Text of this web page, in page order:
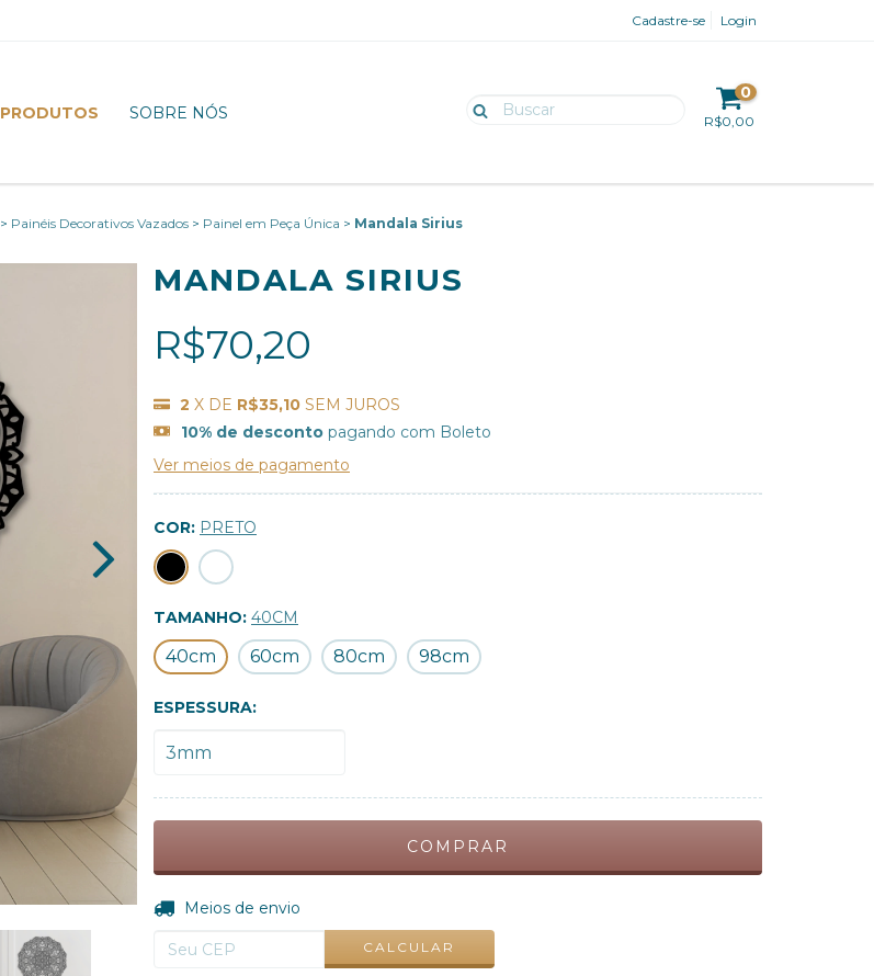
Cadastre-se Login
PRODUTOS SOBRE NÓS
0
R$0,00
> Painéis Decorativos Vazados > Painel em Peça Única > Mandala Sirius
MANDALA SIRIUS
R$70,20
2 X DE R$35,10 SEM JUROS
10% de desconto pagando com Boleto
Ver meios de pagamento
COR: PRETO
TAMANHO: 40CM
40cm 60cm 80cm 98cm
ESPESSURA:
Entregas para o CEP:
Meios de envio
CALCULAR